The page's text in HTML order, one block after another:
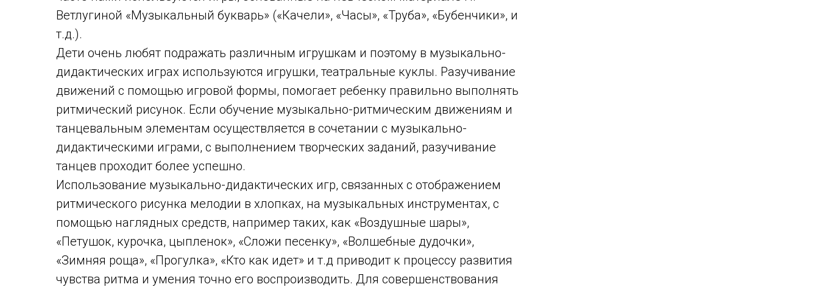
Ветлугиной «Музыкальный букварь» («Качели», «Часы», «Труба», «Бубенчики», и
т.д.).
Дети очень любят подражать различным игрушкам и поэтому в музыкально-
дидактических играх используются игрушки, театральные куклы. Разучивание
движений с помощью игровой формы, помогает ребенку правильно выполнять
ритмический рисунок. Если обучение музыкально-ритмическим движениям и
танцевальным элементам осуществляется в сочетании с музыкально-
дидактическими играми, с выполнением творческих заданий, разучивание
танцев проходит более успешно.
Использование музыкально-дидактических игр, связанных с отображением
ритмического рисунка мелодии в хлопках, на музыкальных инструментах, с
помощью наглядных средств, например таких, как «Воздушные шары»,
«Петушок, курочка, цыпленок», «Сложи песенку», «Волшебные дудочки»,
«Зимняя роща», «Прогулка», «Кто как идет» и т.д приводит к процессу развития
чувства ритма и умения точно его воспроизводить. Для совершенствования